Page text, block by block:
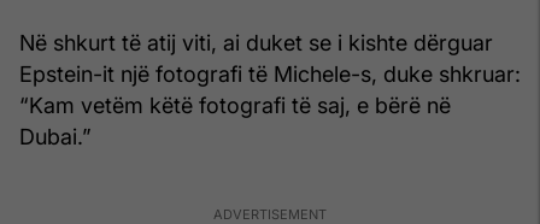
Në shkurt të atij viti, ai duket se i kishte dërguar
Epstein-it një fotografi të Michele-s, duke shkruar:
“Kam vetëm këtë fotografi të saj, e bërë në
Dubai.”